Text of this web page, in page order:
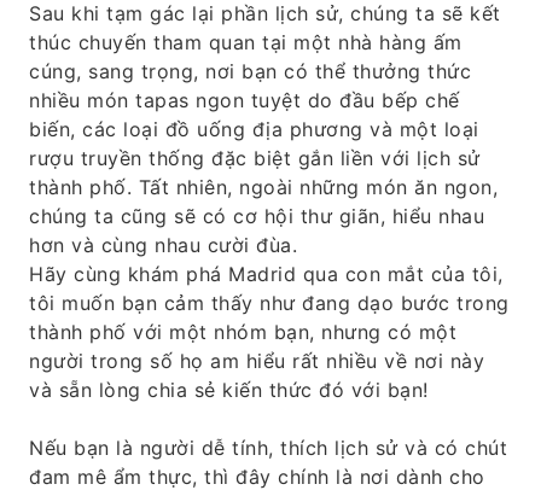
Sau khi tạm gác lại phần lịch sử, chúng ta sẽ kết
thúc chuyến tham quan tại một nhà hàng ấm
cúng, sang trọng, nơi bạn có thể thưởng thức
nhiều món tapas ngon tuyệt do đầu bếp chế
biến, các loại đồ uống địa phương và một loại
rượu truyền thống đặc biệt gắn liền với lịch sử
thành phố. Tất nhiên, ngoài những món ăn ngon,
chúng ta cũng sẽ có cơ hội thư giãn, hiểu nhau
hơn và cùng nhau cười đùa.
Hãy cùng khám phá Madrid qua con mắt của tôi,
tôi muốn bạn cảm thấy như đang dạo bước trong
thành phố với một nhóm bạn, nhưng có một
người trong số họ am hiểu rất nhiều về nơi này
và sẵn lòng chia sẻ kiến ​​thức đó với bạn!
Nếu bạn là người dễ tính, thích lịch sử và có chút
đam mê ẩm thực, thì đây chính là nơi dành cho